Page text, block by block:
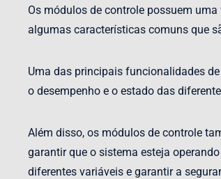
Os módulos de controle possuem
algumas características comuns que
Uma das principais funcionalidades
o desempenho e o estado das
Além disso, os módulos de controle
garantir que o sistema esteja
diferentes variáveis e garantir a